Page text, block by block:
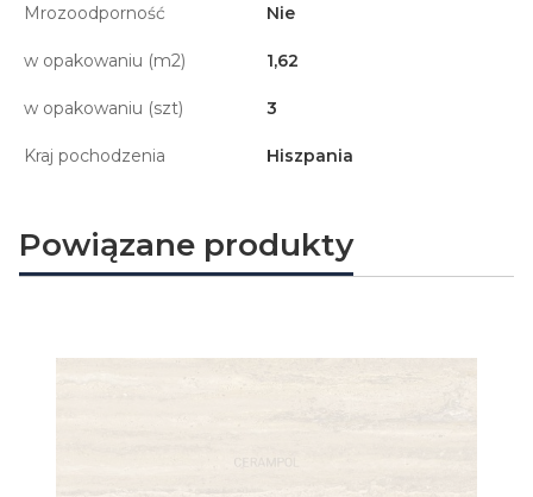
Mrozoodporność Nie
w opakowaniu (m2) 1,62
w opakowaniu (szt) 3
Kraj pochodzenia Hiszpania
Powiązane produkty